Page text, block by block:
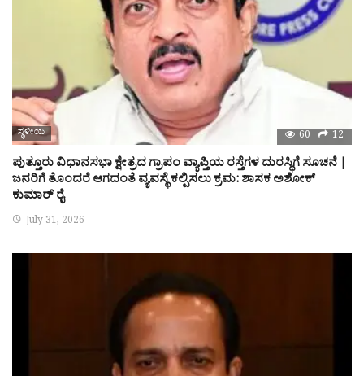
ಸ್ಥಳೀಯ 60 12
ಪುತ್ತೂರು ವಿಧಾನಸಭಾ ಕ್ಷೇತ್ರದ ಗ್ರಾಪಂ ವ್ಯಾಪ್ತಿಯ ರಸ್ತೆಗಳ ದುರಸ್ಥಿಗೆ ಸೂಚನೆ |
ಜನರಿಗೆ ತೊಂದರೆ ಆಗದಂತೆ ವ್ಯವಸ್ಥೆ ಕಲ್ಪಿಸಲು ಕ್ರಮ: ಶಾಸಕ ಅಶೋಕ್
ಕುಮಾರ್ ರೈ
July 31, 2026